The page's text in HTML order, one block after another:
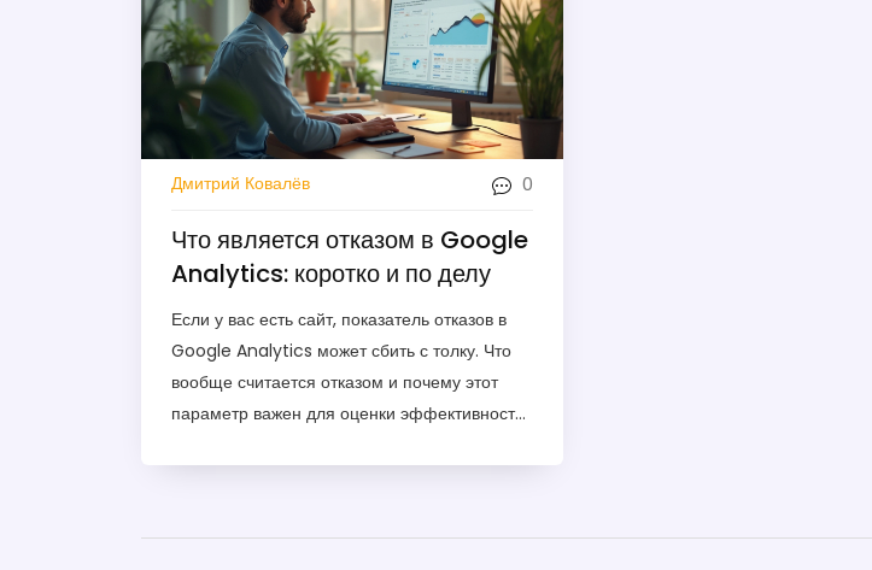
Дмитрий Ковалёв 0
Что является отказом в Google
Analytics: коротко и по делу
Если у вас есть сайт, показатель отказов в
Google Analytics может сбить с толку. Что
вообще считается отказом и почему этот
параметр важен для оценки эффективности
пользователя и как правильно